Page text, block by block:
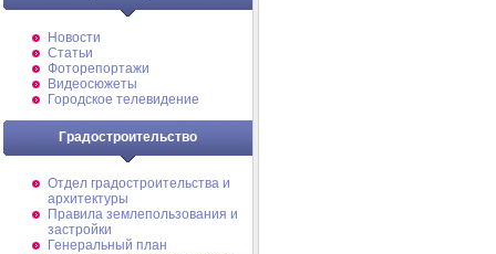
Новости
Статьи
Фоторепортажи
Видеосюжеты
Городское телевидение
Градостроительство
Отдел градостроительства и
архитектуры
Правила землепользования и
застройки
Генеральный план